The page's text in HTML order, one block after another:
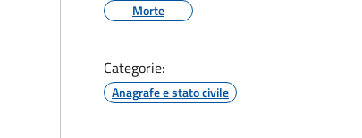
Morte
Categorie:
Anagrafe e stato civile